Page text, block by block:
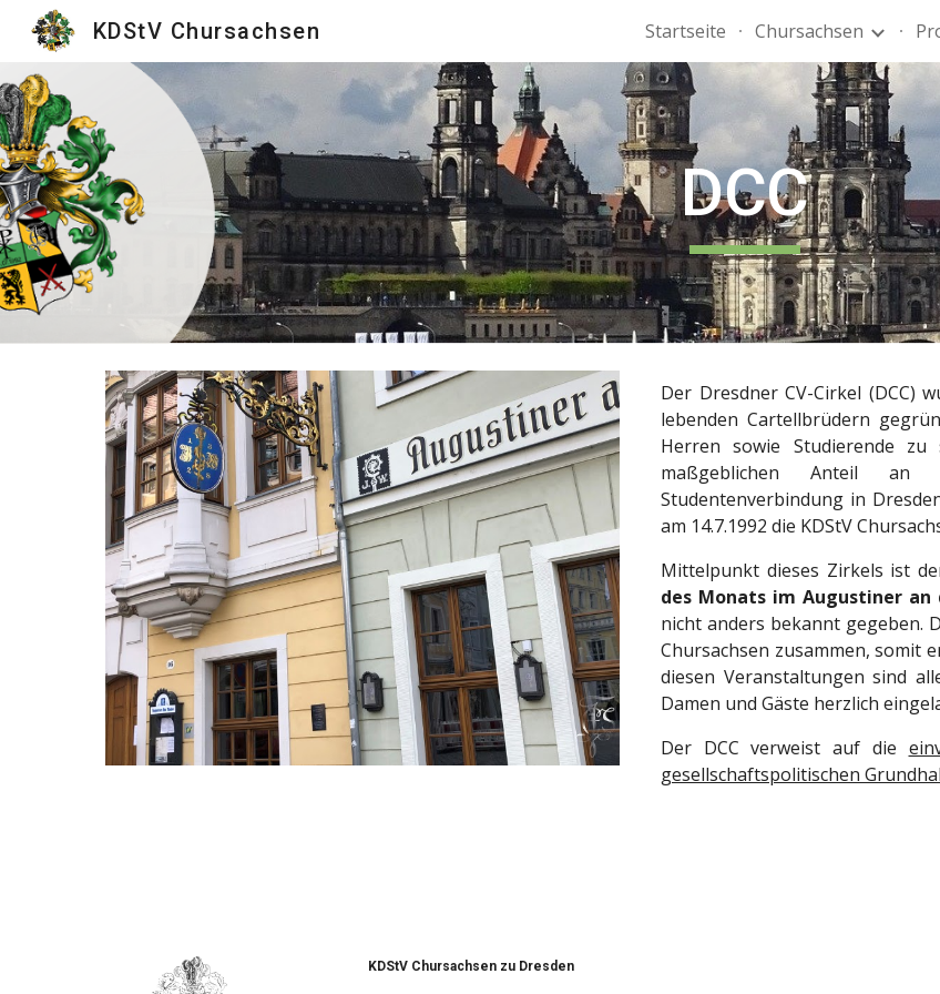
Skip to
KDStV Chursachsen Startseite Chursachsen
DCC
Der Dresdner CV-Cirkel (DCC)
lebenden Cartellbrüdern
Herren sowie Studierende
maßgeblichen Anteil an
Studentenverbindung in
am 14.7.1992 die KDStV
Mittelpunkt dieses Zirkels ist
des Monats im Augustiner an
nicht anders bekannt gegeben.
Chursachsen zusammen, somit
diesen Veranstaltungen sind
Damen und Gäste herzlich
Der DCC verweist auf die
gesellschaftspolitischen
KDStV Chursachsen zu Dresden